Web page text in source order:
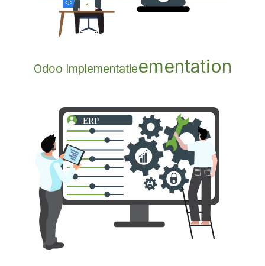
Odoo Implementatieementation